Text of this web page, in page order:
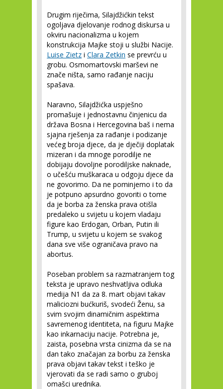
Drugim riječima, Silajdžićkin tekst
ogoljava djelovanje rodnog diskursa u
okviru nacionalizma u kojem
konstrukcija Majke stoji u službi Nacije.
Luise Zietz i Clara Zetkin se prevrću u
grobu. Osmomartovski marševi ne
znače ništa, samo rađanje naciju
spašava.
Naravno, Silajdžićka uspješno
promašuje i jednostavnu činjenicu da
država Bosna i Hercegovina baš i nema
sjajna rješenja za rađanje i podizanje
većeg broja djece, da je dječiji doplatak
mizeran i da mnoge porodilje ne
dobijaju dovoljne porodiljske naknade,
o učešću muškaraca u odgoju djece da
ne govorimo. Da ne pominjemo i to da
je potpuno apsurdno govoriti o tome
da je borba za ženska prava otišla
predaleko u svijetu u kojem vladaju
figure kao Erdogan, Orban, Putin ili
Trump, u svijetu u kojem se svakog
dana sve više ograničava pravo na
abortus.
Poseban problem sa razmatranjem tog
teksta je upravo neshvatljiva odluka
medija N1 da za 8. mart objavi takav
maliciozni bućkuriš, svodeći Ženu, sa
svim svojim dinamičnim aspektima
savremenog identiteta, na figuru Majke
kao inkarnaciju nacije. Potrebna je,
zaista, posebna vrsta cinizma da se na
dan tako značajan za borbu za ženska
prava objavi takav tekst i teško je
vjerovati da se radi samo o gruboj
omašci urednika.